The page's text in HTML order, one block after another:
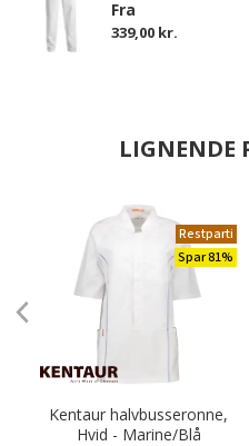
Fra
339,00 kr.
LIGNENDE
Restparti
Spar 81%
Kentaur halvbusseronne,
Hvid - Marine/Blå